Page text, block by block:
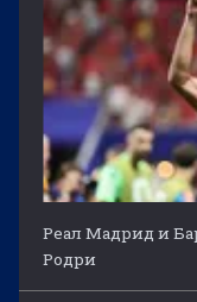
Реал Мадрид и
Родри